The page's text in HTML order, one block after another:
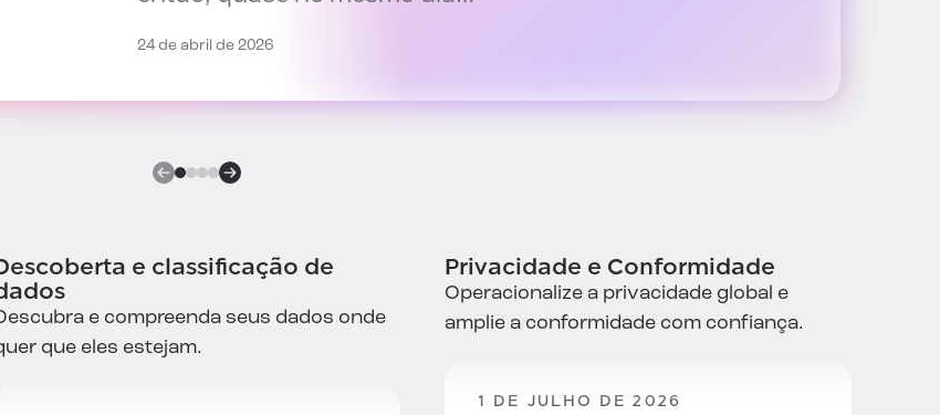
24 de abril de 2026
e classificação de
e compreenda seus dados onde
que eles estejam.
Privacidade e Conformidade
Operacionalize a privacidade global e
amplie a conformidade com confiança.
1 DE JULHO DE 2026